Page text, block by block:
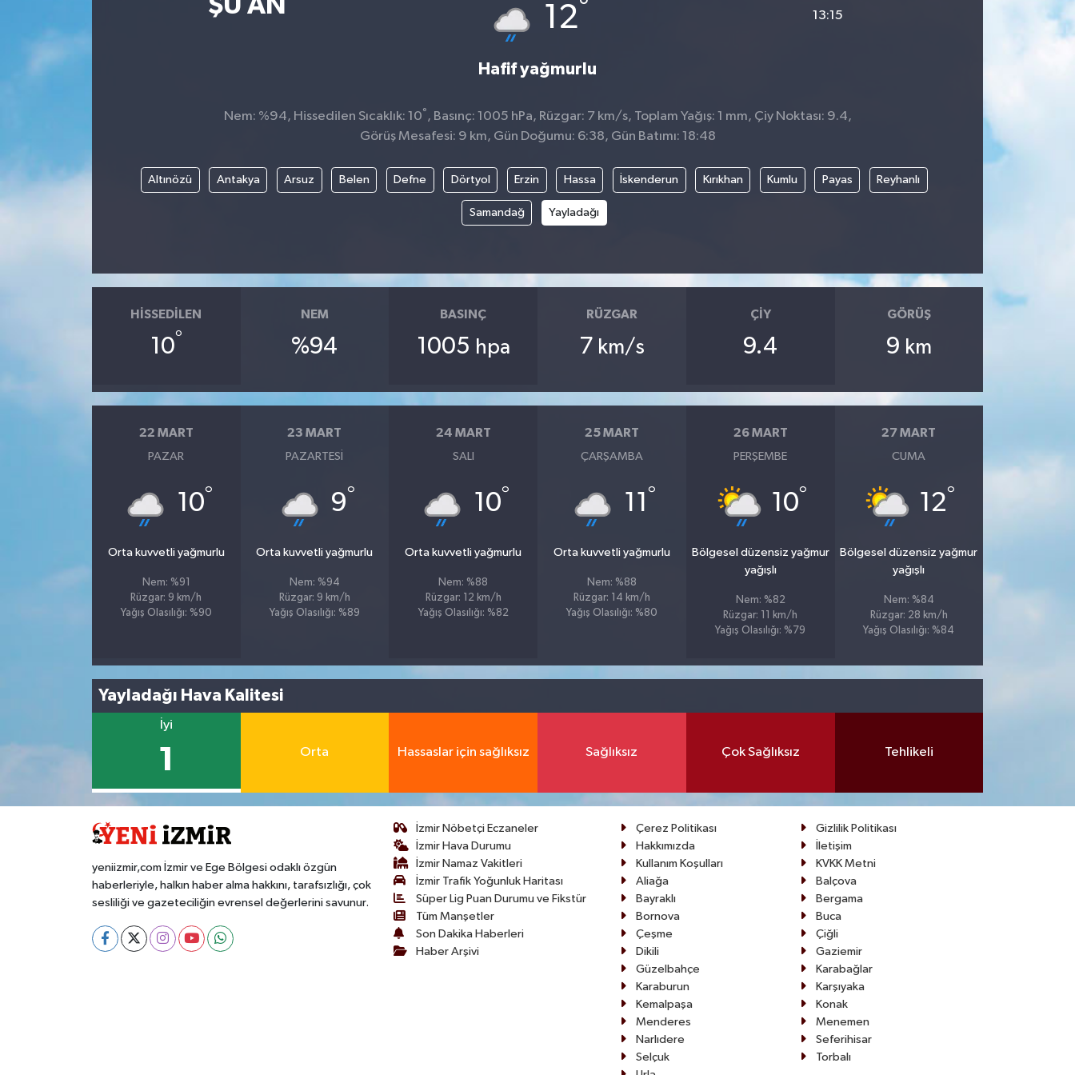
12°
Hafif yağmurlu
13:15
Nem: %94, Hissedilen Sıcaklık: 10° , Basınç: 1005 hPa, Rüzgar: 7 km/s, Toplam Yağış: 1 mm, Çiy Noktası: 9.4,
Görüş Mesafesi: 9 km, Gün Doğumu: 6:38, Gün Batımı: 18:48
Altınözü Antakya Arsuz Belen Defne Dörtyol Erzin Hassa İskenderun Kırıkhan Kumlu Payas Reyhanlı
Samandağ Yayladağı
HISSEDILEN
10°
NEM
%94
BASINÇ
1005 hpa
RÜZGAR
7 km/s
ÇIY
9.4
GÖRÜŞ
9 km
22 MART
PAZAR
10°
Orta kuvvetli yağmurlu
Nem: %91
Rüzgar: 9 km/h
Yağış Olasılığı: %90
23 MART
PAZARTESI
9°
Orta kuvvetli yağmurlu
Nem: %94
Rüzgar: 9 km/h
Yağış Olasılığı: %89
24 MART
SALI
10°
Orta kuvvetli yağmurlu
Nem: %88
Rüzgar: 12 km/h
Yağış Olasılığı: %82
25 MART
ÇARŞAMBA
11 °
Orta kuvvetli yağmurlu
Nem: %88
Rüzgar: 14 km/h
Yağış Olasılığı: %80
26 MART
PERŞEMBE
10°
Bölgesel düzensiz yağmur
yağışlı
Nem: %82
Rüzgar: 11 km/h
Yağış Olasılığı: %79
27 MART
CUMA
12°
Bölgesel düzensiz yağmur
yağışlı
Nem: %84
Rüzgar: 28 km/h
Yağış Olasılığı: %84
Yayladağı Hava Kalitesi
İyi
1 Orta Hassaslar için sağlıksız Sağlıksız Çok Sağlıksız Tehlikeli
yeniizmir,com İzmir ve Ege Bölgesi odaklı özgün
haberleriyle, halkın haber alma hakkını, tarafsızlığı, çok
sesliliği ve gazeteciliğin evrensel değerlerini savunur.
İzmir Nöbetçi Eczaneler
İzmir Hava Durumu
İzmir Namaz Vakitleri
İzmir Trafik Yoğunluk Haritası
Süper Lig Puan Durumu ve Fikstür
Tüm Manşetler
Son Dakika Haberleri
Haber Arşivi
Çerez Politikası
Gizlilik Politikası
Hakkımızda
İletişim
Kullanım Koşulları
KVKK Metni
Aliağa
Balçova
Bayraklı
Bergama
Bornova
Buca
Çeşme
Çiğli
Dikili
Gaziemir
Güzelbahçe
Karabağlar
Karaburun
Karşıyaka
Kemalpaşa
Konak
Menderes
Menemen
Narlıdere
Seferihisar
Selçuk
Torbalı
Spor